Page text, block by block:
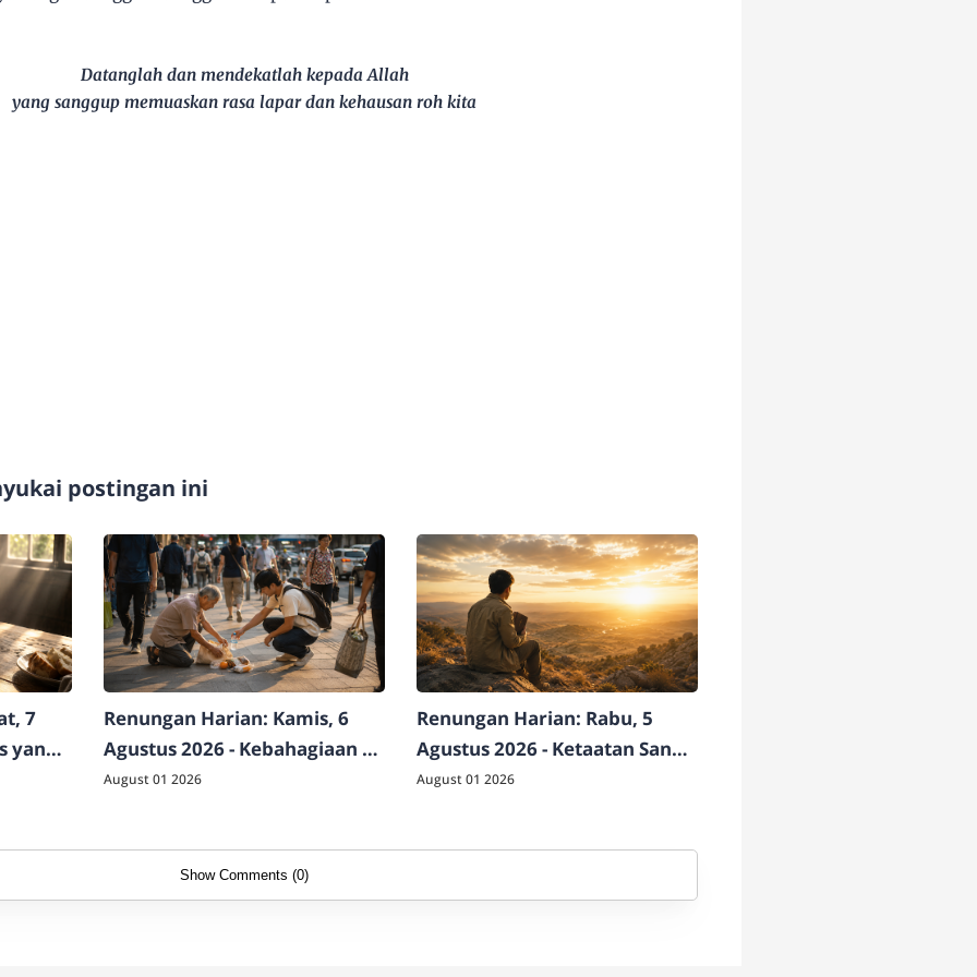
Datanglah dan mendekatlah kepada Allah
yang sanggup memuaskan rasa lapar dan kehausan roh kita
postingan ini
7
yang
Renungan Harian: Kamis, 6
Agustus 2026 - Kebahagiaan di
Luar Logika Dunia
August 01 2026
Renungan Harian: Rabu, 5
Agustus 2026 - Ketaatan Sang
Raja Sejati
August 01 2026
Show Comments (0)